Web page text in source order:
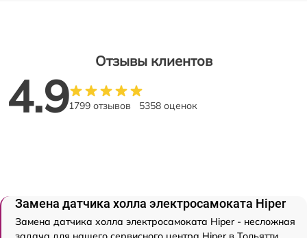
Отзывы клиентов
4.91799 отзывов 5358 оценок
Замена датчика холла электросамоката Hiper
Замена датчика холла электросамоката Hiper - несложная